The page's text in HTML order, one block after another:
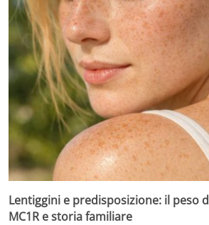
Lentiggini e predisposizione: il peso
MC1R e storia familiare